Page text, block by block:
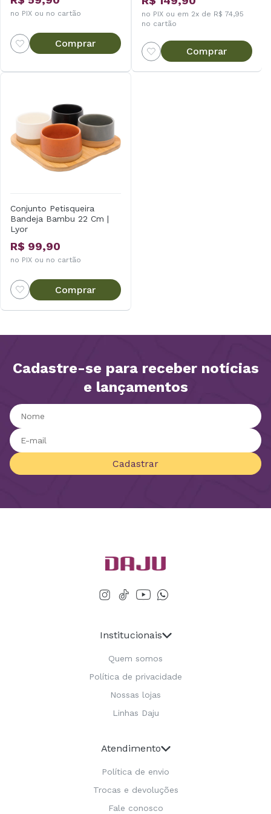
no PIX ou no cartão
Comprar
no PIX ou em 2x de R$ 74,95
no cartão
Comprar
Conjunto Petisqueira
Bandeja Bambu 22 Cm |
Lyor
R$ 99,90
no PIX ou no cartão
Comprar
Cadastre-se para receber notícias
e lançamentos
Cadastrar
Institucionais
Quem somos
Política de privacidade
Nossas lojas
Linhas Daju
Atendimento
Política de envio
Trocas e devoluções
Fale conosco